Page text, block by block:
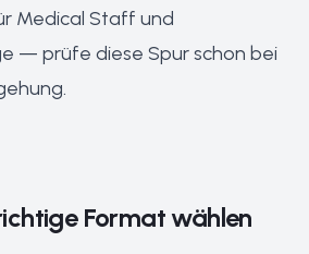
Medical Staff und
— prüfe diese Spur schon bei
Format wählen